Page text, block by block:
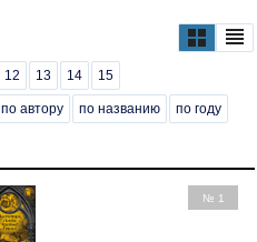
12 13 14 15
по автору по названию по году
№ 1